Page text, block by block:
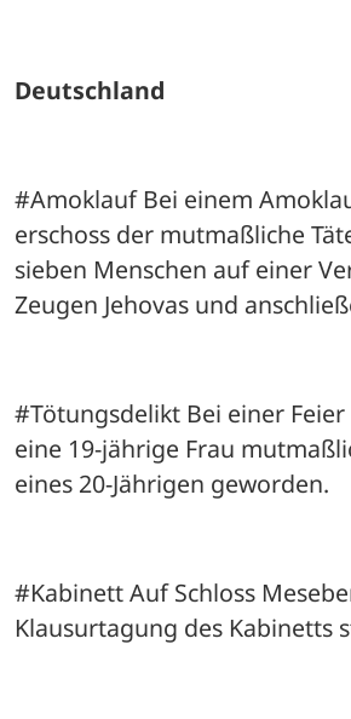
Deutschland
#Amoklauf Bei einem
erschoss der mutmaßliche
sieben Menschen auf einer
Zeugen Jehovas und
#Tötungsdelikt Bei einer
eine 19-jährige Frau
eines 20-Jährigen geworden.
#Kabinett Auf Schloss
Klausurtagung des Kabinetts